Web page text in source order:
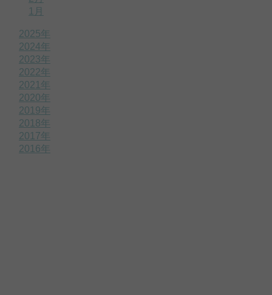
1月
2025年
2024年
2023年
2022年
2021年
2020年
2019年
2018年
2017年
2016年